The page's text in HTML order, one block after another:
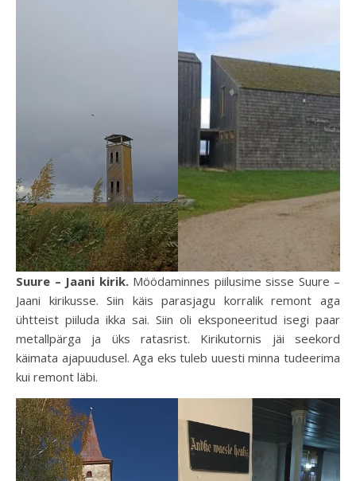
Suure – Jaani kirik.Möödaminnes piilusime sisse Suure –
Jaani kirikusse. Siin käis parasjagu korralik remont aga
ühtteist piiluda ikka sai. Siin oli eksponeeritud isegi paar
metallpärga ja üks ratasrist. Kirikutornis jäi seekord
käimata ajapuudusel. Aga eks tuleb uuesti minna tudeerima
kui remont läbi.